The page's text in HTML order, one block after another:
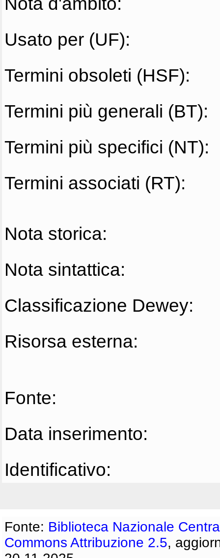
Usato per (UF):
Termini obsoleti (HSF):
Termini più generali (BT):
Termini più specifici (NT):
Termini associati (RT):
Nota storica:
Nota sintattica:
Classificazione Dewey:
Risorsa esterna:
Fonte:
Data inserimento:
Identificativo:
Fonte: Biblioteca Nazionale
Commons Attribuzione 2.5,